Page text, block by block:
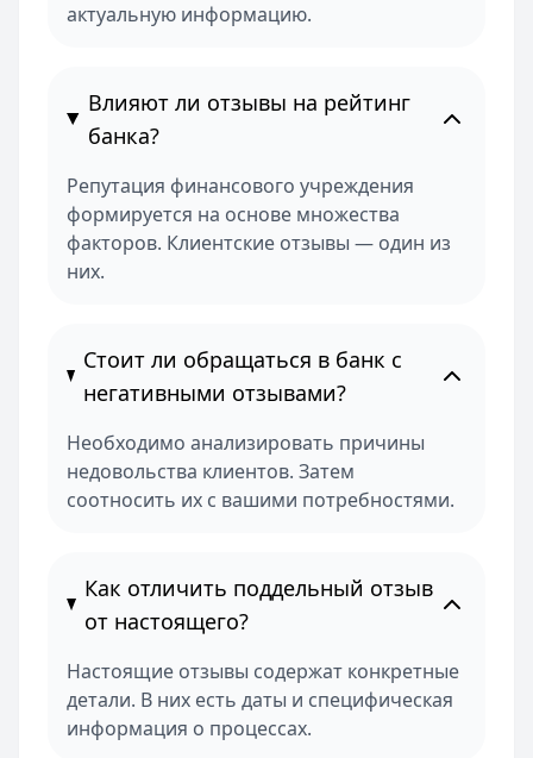
актуальную информацию.
Влияют ли отзывы на рейтинг
банка?
Репутация финансового учреждения
формируется на основе множества
факторов. Клиентские отзывы — один из
них.
Стоит ли обращаться в банк с
негативными отзывами?
Необходимо анализировать причины
недовольства клиентов. Затем
соотносить их с вашими потребностями.
Как отличить поддельный отзыв
от настоящего?
Настоящие отзывы содержат конкретные
детали. В них есть даты и специфическая
информация о процессах.